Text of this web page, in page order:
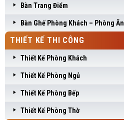
Bàn Trang Điểm
Bàn Ghế Phòng Khách – Phòng Ăn
THIẾT KẾ THI CÔNG
Thiết Kế Phòng Khách
Thiết Kế Phòng Ngủ
Thiết Kế Phòng Bếp
Thiết Kế Phòng Thờ